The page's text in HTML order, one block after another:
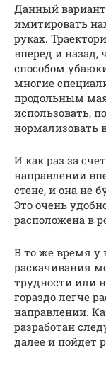
Данный
имитировать
руках.
вперед и назад,
способом
многие
продольным
использовать,
нормализовать
И как раз за
направлении
стене, и она не
Это очень
расположена в
В то же время у
раскачивания
трудности или
гораздо легче
направлении.
разработан
далее и пойдет